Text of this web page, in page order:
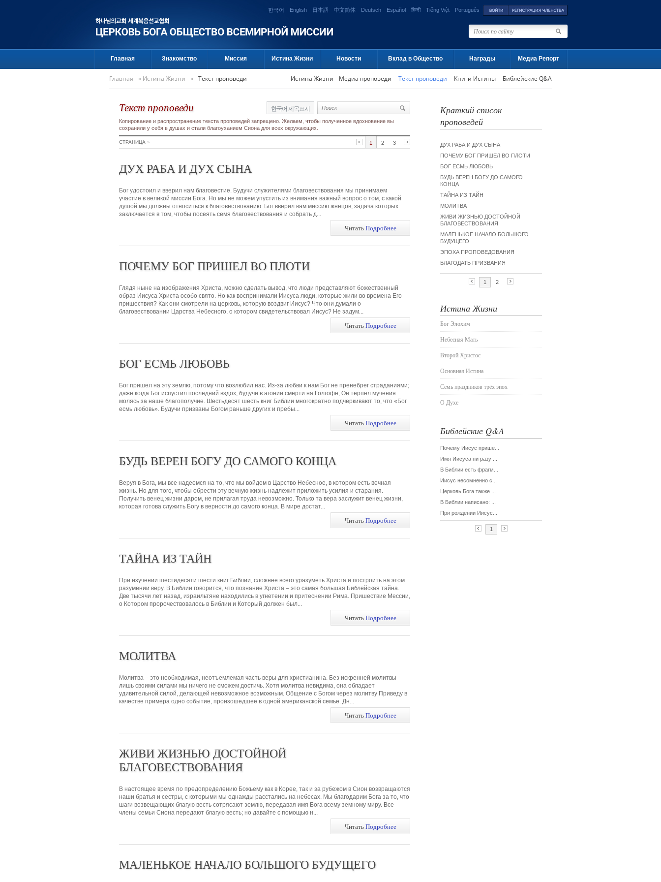
한국어 English 日本語 中文简体 Deutsch Español हिन्दी Tiếng Việt Português
Главная Знакомство Миссия Истина Жизни Новости Вклад в Общество Награды Медиа Репорт
Главная » Истина Жизни » Текст проповеди Истина Жизни Медиа проповеди Текст проповеди Книги Истины Библейские Q&A
Текст проповеди 한국어 제목표시
Копирование и распространение текста проповедей запрещено. Желаем, чтобы полученное вдохновение вы
сохранили у себя в душах и стали благоуханием Сиона для всех окружающих.
СТРАНИЦА » 1 2 3
ДУХ РАБА И ДУХ СЫНА
Бог удостоил и вверил нам благовестие. Будучи служителями благовествования мы принимаем
участие в великой миссии Бога. Но мы не можем упустить из внимания важный вопрос о том, с какой
душой мы должны относиться к благовествованию. Бог вверил вам миссию жнецов, задача которых
заключается в том, чтобы посеять семя благовествования и собрать д...
ЧитатьПодробнее
ПОЧЕМУ БОГ ПРИШЕЛ ВО ПЛОТИ
Глядя ныне на изображения Христа, можно сделать вывод, что люди представляют божественный
образ Иисуса Христа особо свято. Но как воспринимали Иисуса люди, которые жили во времена Его
пришествия? Как они смотрели на церковь, которую воздвиг Иисус? Что они думали о
благовествовании Царства Небесного, о котором свидетельствовал Иисус? Не задум...
ЧитатьПодробнее
БОГ ЕСМЬ ЛЮБОВЬ
Бог пришел на эту землю, потому что возлюбил нас. Из-за любви к нам Бог не пренебрег страданиями;
даже когда Бог испустил последний вздох, будучи в агонии смерти на Голгофе, Он терпел мучения
молясь за наше благополучие. Шестьдесят шесть книг Библии многократно подчеркивают то, что «Бог
есмь любовь». Будучи призваны Богом раньше других и пребы...
ЧитатьПодробнее
БУДЬ ВЕРЕН БОГУ ДО САМОГО КОНЦА
Веруя в Бога, мы все надеемся на то, что мы войдем в Царство Небесное, в котором есть вечная
жизнь. Но для того, чтобы обрести эту вечную жизнь надлежит приложить усилия и старания.
Получить венец жизни даром, не прилагая труда невозможно. Только та вера заслужит венец жизни,
которая готова служить Богу в верности до самого конца. В мире достат...
ЧитатьПодробнее
ТАЙНА ИЗ ТАЙН
При изучении шестидесяти шести книг Библии, сложнее всего уразуметь Христа и построить на этом
разумении веру. В Библии говорится, что познание Христа – это самая большая Библейская тайна.
Две тысячи лет назад, израильтяне находились в угнетении и притеснении Рима. Пришествие Мессии,
о Котором пророчествовалось в Библии и Который должен был...
ЧитатьПодробнее
МОЛИТВА
Молитва – это необходимая, неотъемлемая часть веры для христианина. Без искренней молитвы
лишь своими силами мы ничего не сможем достичь. Хотя молитва невидима, она обладает
удивительной силой, делающей невозможное возможным. Общение с Богом через молитву Приведу в
качестве примера одно событие, произошедшее в одной американской семье. Дн...
ЧитатьПодробнее
ЖИВИ ЖИЗНЬЮ ДОСТОЙНОЙ
БЛАГОВЕСТВОВАНИЯ
В настоящее время по предопределению Божьему как в Корее, так и за рубежом в Сион возвращаются
наши братья и сестры, с которыми мы однажды расстались на небесах. Мы благодарим Бога за то, что
шаги возвещающих благую весть сотрясают землю, передавая имя Бога всему земному миру. Все
члены семьи Сиона передают благую весть; но давайте с помощью н...
ЧитатьПодробнее
МАЛЕНЬКОЕ НАЧАЛО БОЛЬШОГО БУДУЩЕГО
Истина Жизни
Бог Элохим
Небесная Мать
Второй Христос
Основная Истина
Семь праздников трёх эпох
О Духе